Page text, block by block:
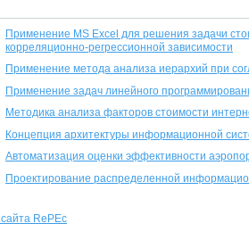
Применение MS Excel для решения задачи
корреляционно-регрессионной зависимости
Применение метода анализа иерархий при
Применение задач линейного
Методика анализа факторов стоимости
Концепция архитектуры информационной
Автоматизация оценки эффективности
Проектирование распределенной
RePEc